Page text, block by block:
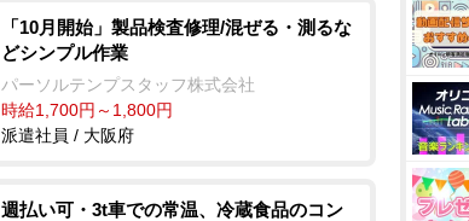
「10月開始」製品検査修理/混ぜる・測るな
どシンプル作業
パーソルテンプスタッフ株式会社
時給1,700円～1,800円
派遣社員 / 大阪府
週払い可・3t車での常温、冷蔵食品のコン